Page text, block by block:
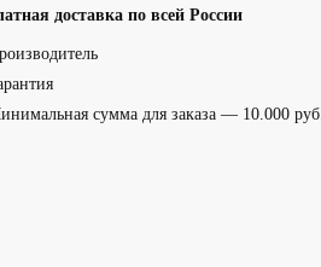
доставка по всей России
сумма для заказа — 10.000 руб.